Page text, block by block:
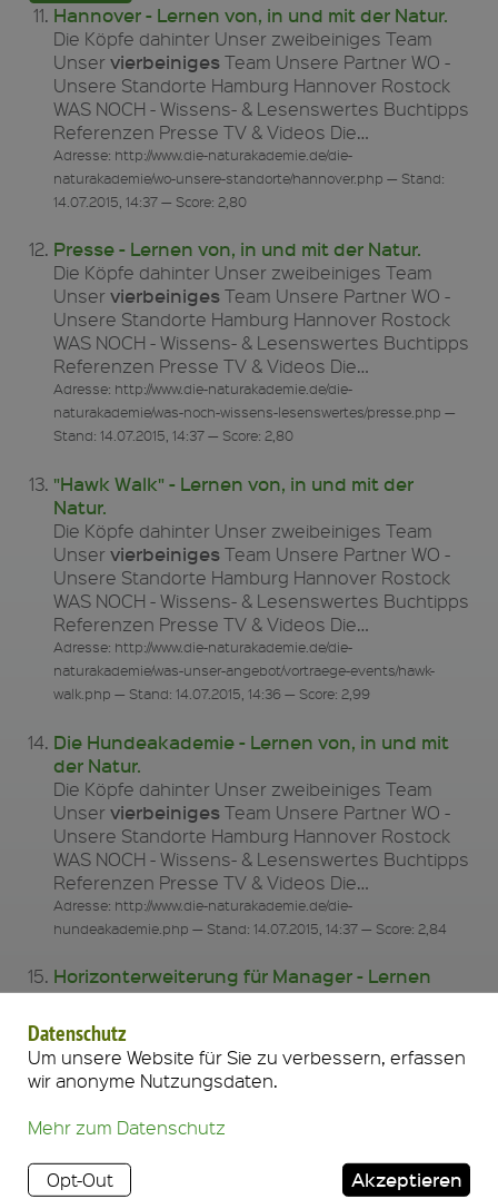
Hannover - Lernen von, in und mit der Natur.
Die Köpfe dahinter Unser zweibeiniges Team
UnservierbeinigesTeam Unsere Partner WO -
Unsere Standorte Hamburg Hannover Rostock
WAS NOCH - Wissens- & Lesenswertes Buchtipps
Referenzen Presse TV & Videos Die…
Adresse: http://www.die-naturakademie.de/die-
naturakademie/wo-unsere-standorte/hannover.php — Stand:
14.07.2015, 14:37 — Score: 2,80
Presse - Lernen von, in und mit der Natur.
Die Köpfe dahinter Unser zweibeiniges Team
UnservierbeinigesTeam Unsere Partner WO -
Unsere Standorte Hamburg Hannover Rostock
WAS NOCH - Wissens- & Lesenswertes Buchtipps
Referenzen Presse TV & Videos Die…
Adresse: http://www.die-naturakademie.de/die-
naturakademie/was-noch-wissens-lesenswertes/presse.php —
Stand: 14.07.2015, 14:37 — Score: 2,80
"Hawk Walk" - Lernen von, in und mit der
Natur.
Die Köpfe dahinter Unser zweibeiniges Team
UnservierbeinigesTeam Unsere Partner WO -
Unsere Standorte Hamburg Hannover Rostock
WAS NOCH - Wissens- & Lesenswertes Buchtipps
Referenzen Presse TV & Videos Die…
Adresse: http://www.die-naturakademie.de/die-
naturakademie/was-unser-angebot/vortraege-events/hawk-
walk.php — Stand: 14.07.2015, 14:36 — Score: 2,99
Die Hundeakademie - Lernen von, in und mit
der Natur.
Die Köpfe dahinter Unser zweibeiniges Team
UnservierbeinigesTeam Unsere Partner WO -
Unsere Standorte Hamburg Hannover Rostock
WAS NOCH - Wissens- & Lesenswertes Buchtipps
Referenzen Presse TV & Videos Die…
Adresse: http://www.die-naturakademie.de/die-
hundeakademie.php — Stand: 14.07.2015, 14:37 — Score: 2,84
Horizonterweiterung für Manager - Lernen
von, in und mit der Natur.
Die Köpfe dahinter Unser zweibeiniges Team
Unservierbeiniges
Team Unsere Partner WO -
Unsere Standorte Hamburg Hannover Rostock
WAS NOCH - Wissens- & Lesenswertes Buchtipps
Referenzen Presse TV & Videos Die…
Adresse: http://www.die-naturakademie.de/die-
segelakademie/horizonterweiterung-fuer-manager.php — Stand:
14.07.2015, 14:37 — Score: 2,80
Datenschutz
Um unsere Website für Sie zu verbessern, erfassen
wir anonyme Nutzungsdaten.
Mehr zum Datenschutz
Opt-Out Akzeptieren